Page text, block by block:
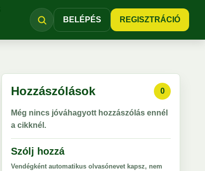
BELÉPÉS REGISZTRÁCIÓ
Hozzászólások 0
Még nincs jóváhagyott hozzászólás ennél
a cikknél.
Szólj hozzá
Vendégként automatikus olvasónevet kapsz, nem